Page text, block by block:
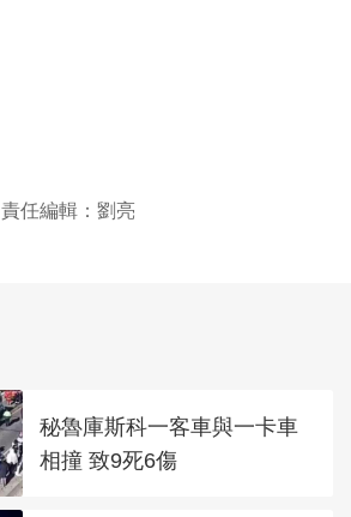
責任編輯：劉亮
秘魯庫斯科一客車與一卡車
相撞 致9死6傷